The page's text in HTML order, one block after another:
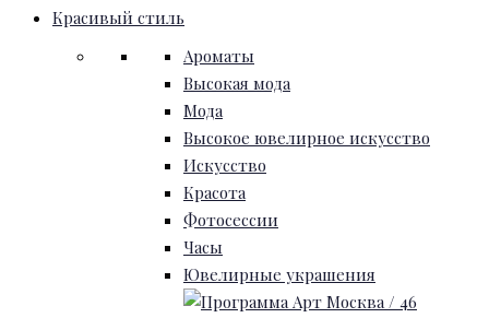
Красивый стиль
Ароматы
Высокая мода
Мода
Высокое ювелирное искусство
Искусство
Красота
Фотосессии
Часы
Ювелирные украшения